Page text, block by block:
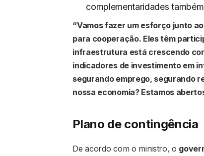
complementaridades
“Vamos fazer um esforço junto
para cooperação. Eles têm
infraestrutura está crescendo
indicadores de investimento em
segurando emprego, segurando
nossa economia? Estamos
Plano de contingência
De acordo com o ministro, o